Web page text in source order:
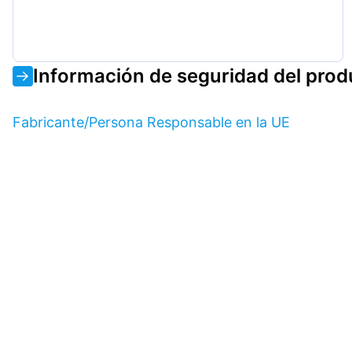
Información de seguridad del
Fabricante/Persona Responsable en la UE